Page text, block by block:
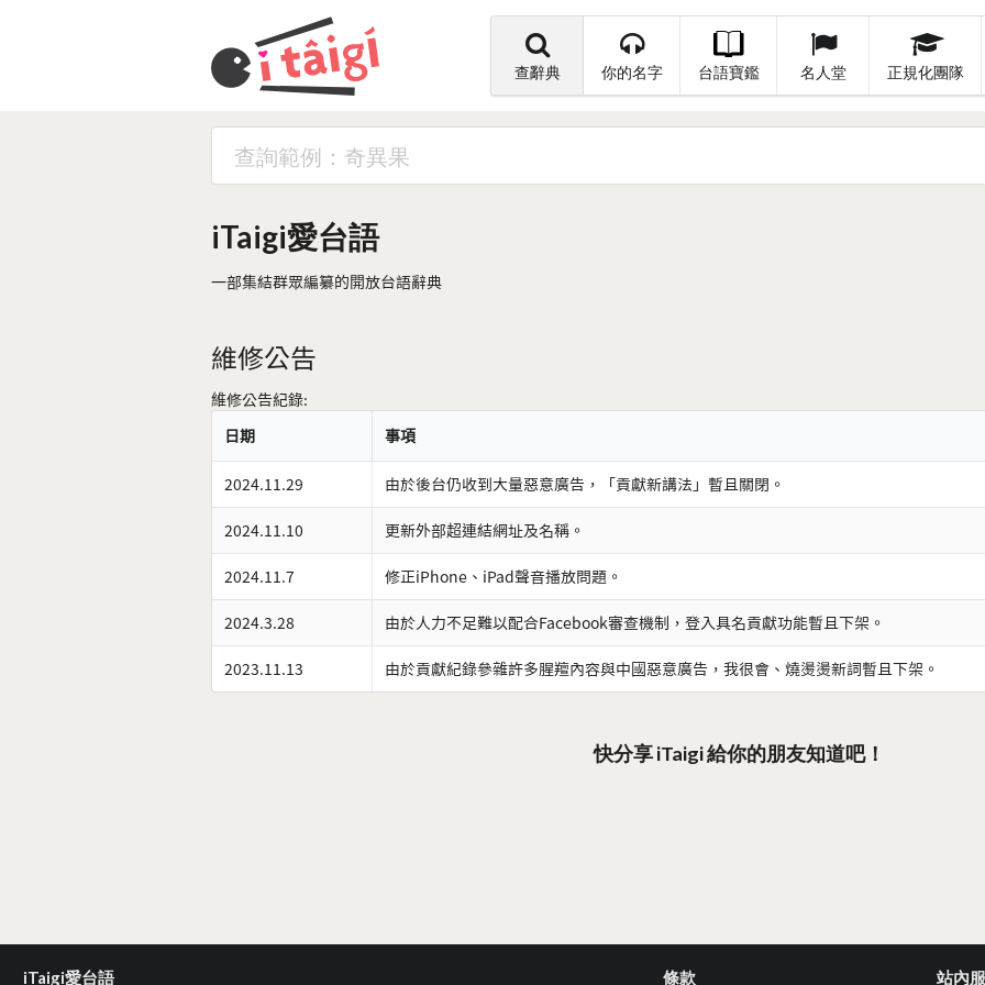
查辭典 你的名字 台語寶鑑 名人堂 正規化團隊
iTaigi愛台語
一部集結群眾編纂的開放台語辭典
維修公告
維修公告紀錄:
日期
事項
2024.11.29 由於後台仍收到大量惡意廣告，「貢獻新講法」暫且關閉。
2024.11.10 更新外部超連結網址及名稱。
2024.11.7 修正iPhone、iPad聲音播放問題。
2024.3.28 由於人力不足難以配合Facebook審查機制，登入具名貢獻功能暫且下架。
2023.11.13 由於貢獻紀錄參雜許多腥羶內容與中國惡意廣告，我很會、燒燙燙新詞暫且下架。
快分享 iTaigi 給你的朋友知道吧！
iTaigi愛台語 條款 站內